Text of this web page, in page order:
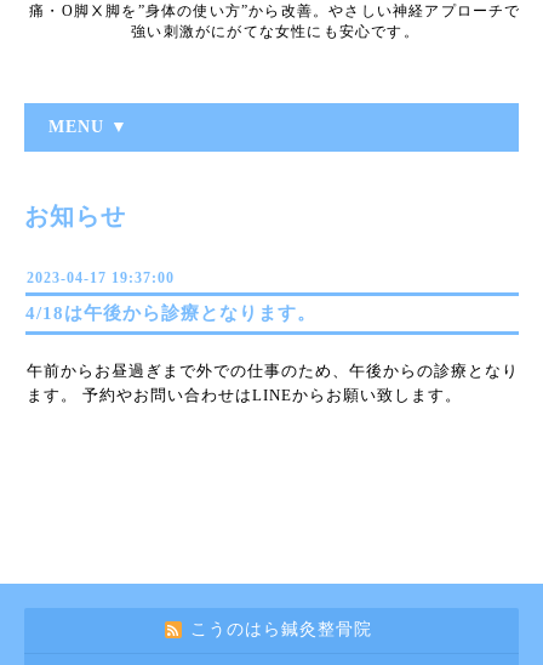
痛・O脚Ⅹ脚を”身体の使い方”から改善。やさしい神経アプローチで
強い刺激がにがてな女性にも安心です。
MENU ▼
お知らせ
2023-04-17 19:37:00
4/18は午後から診療となります。
午前からお昼過ぎまで外での仕事のため、午後からの診療となり
ます。 予約やお問い合わせはLINEからお願い致します。
こうのはら鍼灸整骨院